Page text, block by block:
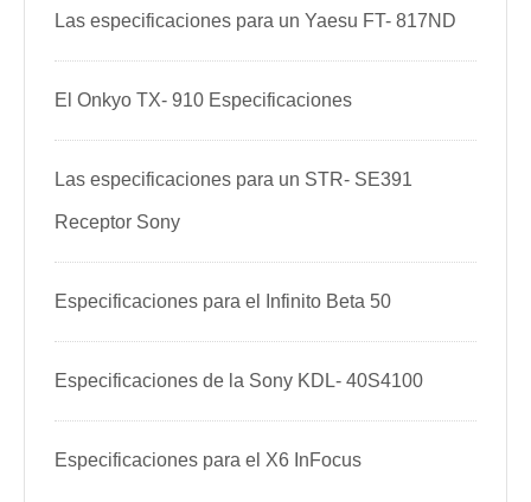
Las especificaciones para un Yaesu FT- 817ND
El Onkyo TX- 910 Especificaciones
Las especificaciones para un STR- SE391
Receptor Sony
Especificaciones para el Infinito Beta 50
Especificaciones de la Sony KDL- 40S4100
Especificaciones para el X6 InFocus